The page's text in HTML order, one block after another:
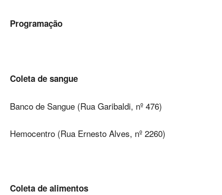
Programação
Coleta de sangue
Banco de Sangue (Rua Garibaldi, nº 476)
Hemocentro (Rua Ernesto Alves, nº 2260)
Coleta de alimentos